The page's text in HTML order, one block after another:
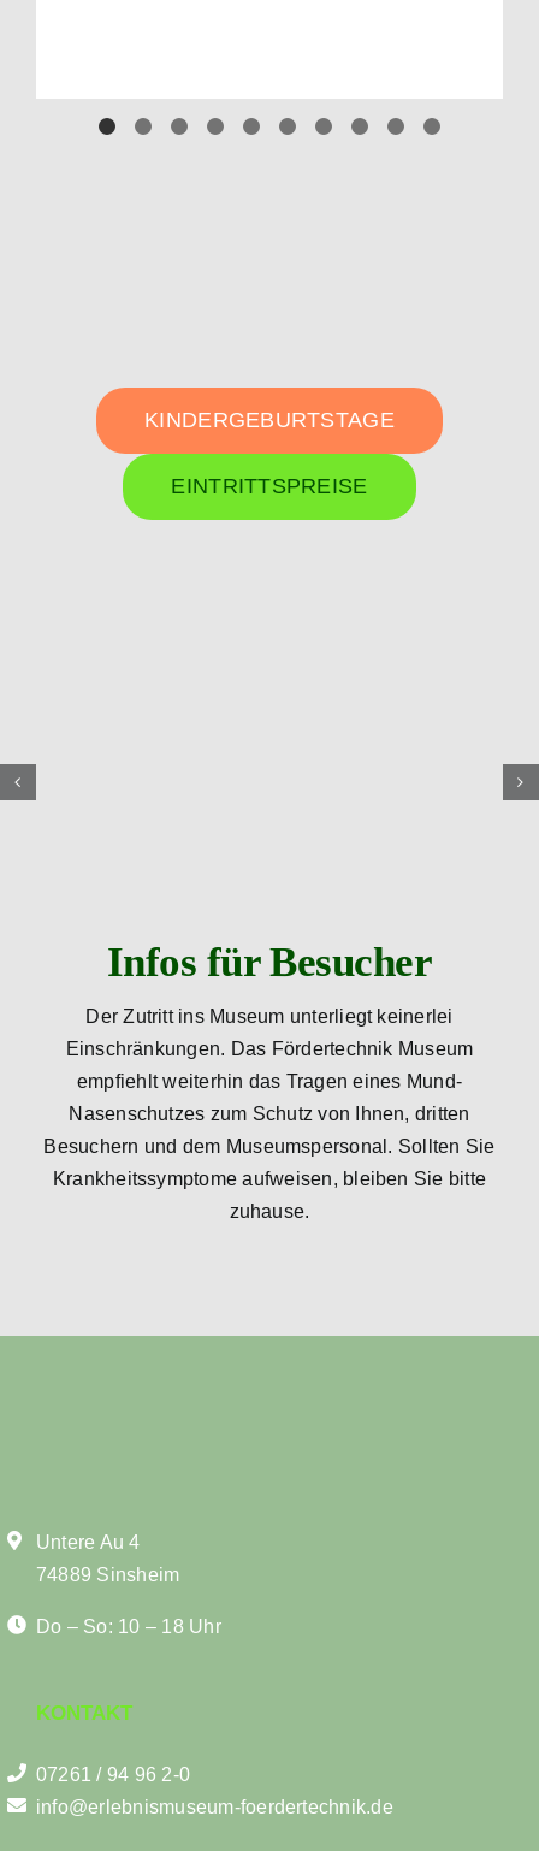
KINDERGEBURTSTAGE
EINTRITTSPREISE
Infos für Besucher
Der Zutritt ins Museum unterliegt keinerlei
Einschränkungen. Das Fördertechnik Museum
empfiehlt weiterhin das Tragen eines Mund-
Nasenschutzes zum Schutz von Ihnen, dritten
Besuchern und dem Museumspersonal. Sollten Sie
Krankheitssymptome aufweisen, bleiben Sie bitte
zuhause.
Untere Au 4
74889 Sinsheim
Do – So: 10 – 18 Uhr
KONTAKT
07261 / 94 96 2-0
info@erlebnismuseum-foerdertechnik.de